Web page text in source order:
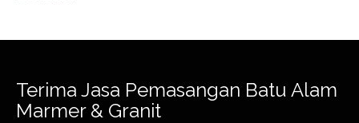
Terima Jasa Pemasangan Batu Alam
Marmer & Granit